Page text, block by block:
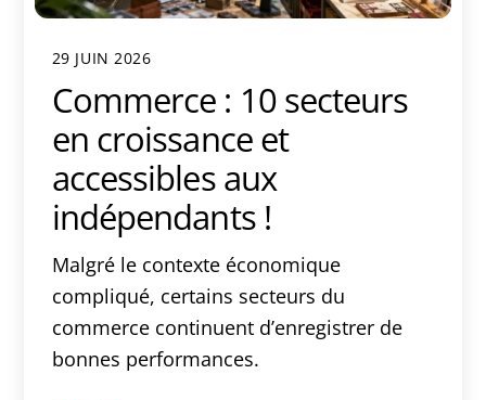
29 JUIN 2026
Commerce : 10 secteurs
en croissance et
accessibles aux
indépendants !
Malgré le contexte économique
compliqué, certains secteurs du
commerce continuent d’enregistrer de
bonnes performances.